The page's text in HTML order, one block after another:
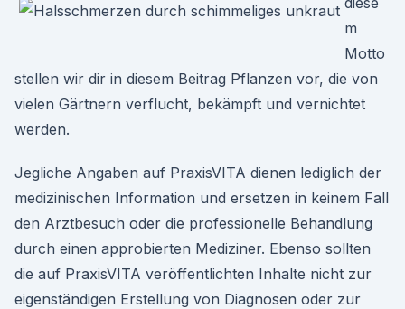
m
Motto
stellen wir dir in diesem Beitrag Pflanzen vor, die von
vielen Gärtnern verflucht, bekämpft und vernichtet
werden.
Jegliche Angaben auf PraxisVITA dienen lediglich der
medizinischen Information und ersetzen in keinem Fall
den Arztbesuch oder die professionelle Behandlung
durch einen approbierten Mediziner. Ebenso sollten
die auf PraxisVITA veröffentlichten Inhalte nicht zur
eigenständigen Erstellung von Diagnosen oder zur